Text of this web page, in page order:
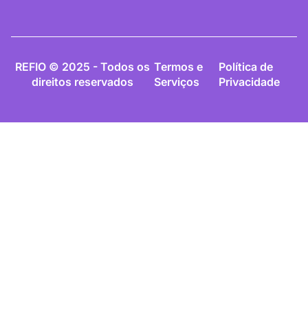
REFIO © 2025 - Todos os
direitos reservados
Termos e
Serviços
Política de
Privacidade